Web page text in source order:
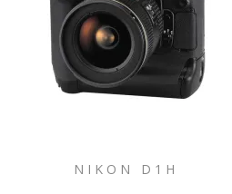
NIKON D1H